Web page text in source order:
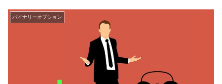
バイナリーオプション